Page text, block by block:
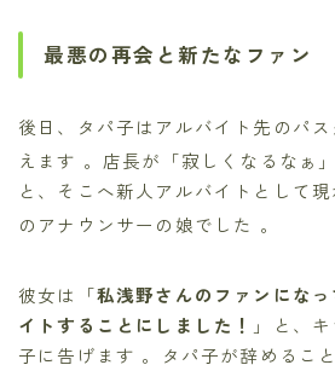
最悪の再会と新たなファン
後日、タパ子はアルバイト先のパ
えます 。店長が「寂しくなるなぁ
と、そこへ新人アルバイトとして
のアナウンサーの娘でした 。
彼女は「私浅野さんのファンにな
イトすることにしました！ 」と、
子に告げます 。タパ子が辞めるこ